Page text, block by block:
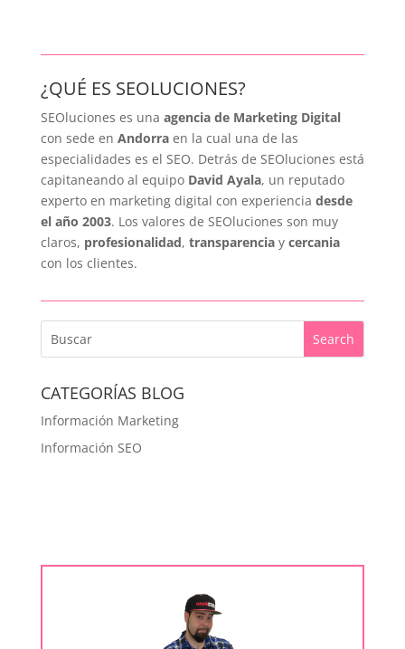
¿QUÉ ES SEOLUCIONES?
SEOluciones es una agencia de Marketing Digital
con sede en Andorraen la cual una de las
especialidades es el SEO. Detrás de SEOluciones está
capitaneando al equipo David Ayala, un reputado
experto en marketing digital con experiencia desde
el año 2003. Los valores de SEOluciones son muy
claros, profesionalidad, transparenciay cercania
con los clientes.
CATEGORÍAS BLOG
Información Marketing
Información SEO